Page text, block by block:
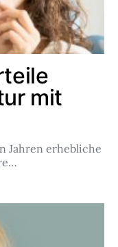
mit
Jahren erhebliche